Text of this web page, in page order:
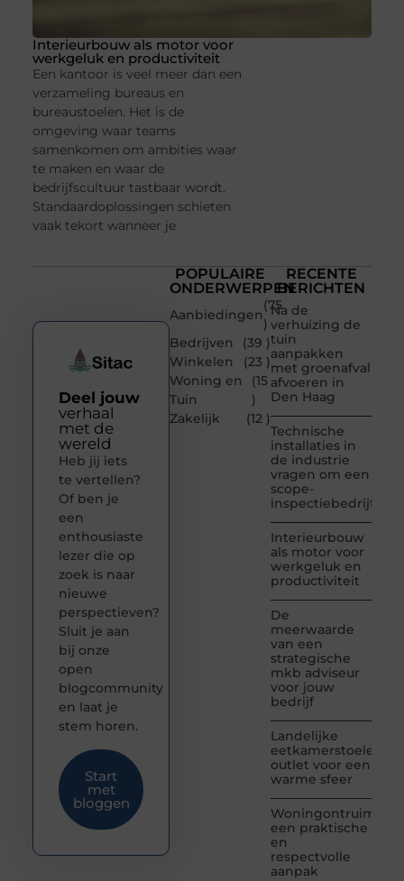
Interieurbouw als motor voor
werkgeluk en productiviteit
Een kantoor is veel meer dan een
verzameling bureaus en
bureaustoelen. Het is de
omgeving waar teams
samenkomen om ambities waar
te maken en waar de
bedrijfscultuur tastbaar wordt.
Standaardoplossingen schieten
vaak tekort wanneer je
POPULAIRE
ONDERWERPEN
Aanbiedingen
(75
)
Bedrijven
(39 )
Winkelen
(23 )
Woning en
Tuin
(15
)
Zakelijk
(12 )
RECENTE
BERICHTEN
Na de
verhuizing de
tuin
aanpakken
met groenafval
afvoeren in
Den Haag
Technische
installaties in
de industrie
vragen om een
scope-
inspectiebedrijf
Interieurbouw
als motor voor
werkgeluk en
productiviteit
De
meerwaarde
van een
strategische
mkb adviseur
voor jouw
bedrijf
Landelijke
eetkamerstoelen
outlet voor een
warme sfeer
Woningontruiming:
een praktische
en
respectvolle
aanpak
Deel jouw
verhaal
met de
wereld
Heb jij iets
te vertellen?
Of ben je
een
enthousiaste
lezer die op
zoek is naar
nieuwe
perspectieven?
Sluit je aan
bij onze
open
blogcommunity
en laat je
stem horen.
Start
met
bloggen